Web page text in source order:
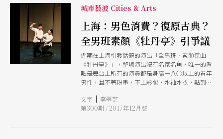
構全戲敘事，以倒敘、插敘方式，只保留六折戲，
著名的〈遊園〉、〈驚夢〉像是樞紐，讓柳夢梅與
杜麗娘走入彼此夢中，讓現實糾纏著「夢中夢」的
結構，尋夢夢醒，交疊時空，使得夢境並非殘缺，
而是循環。 全戲以鏡像空間設計貫串「夢」，當
嘆，觀眾視野卻能在鏡像中看見撇過頭的落寞無
奈；柳夢梅手持之畫像，也以鏡面代替，當其親
畫、撫畫、題詩時，更顯幻想情癡。台上鏡像轉
換，宛如時空也隨之轉移，令人感覺「夢亦真
實」；夢中情意變化，宛如在潛意識中埋下「以情
反理」，顯現出「是人非人心不別，是幻非幻情已
接」，那看似純情卻營造一場懸疑。 懸疑來自
城市藝波 Cities & Arts
上海：男色消費？復原古典？
全男班素顏《牡丹亭》引爭議
近期在上海引發話題的演出「全男班．素顏崑曲
《牡丹亭》」，整場演出沒有名家名角，唯一的看
點是舞台上所有的演員都是身高一八○以上的青年
男性，且不著粉墨，不上彩妝，水袖水衣，點到為
種美學概念，是為呈現更純粹精采的表演，但也有
學者表示這是噱頭大於實質，甚至被視為男色消費
文字 | 李翠芝
第300期 / 2017年12月號